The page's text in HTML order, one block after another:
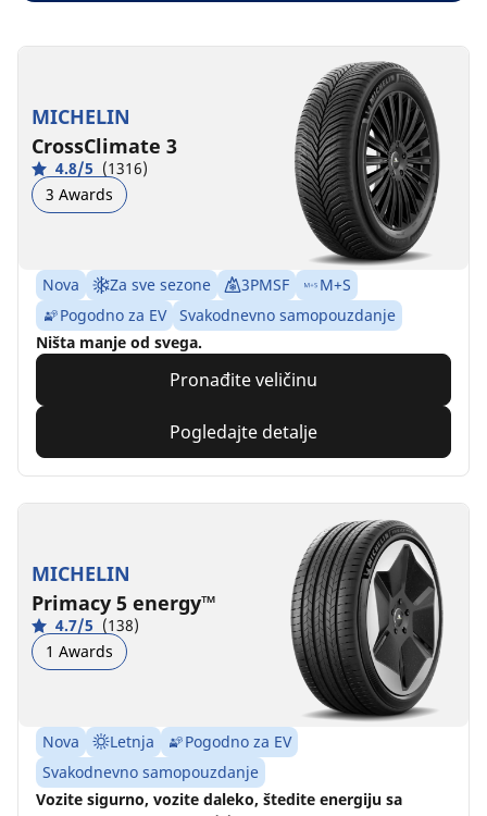
MICHELIN
CrossClimate 3
4.8/5 (1316)
3 Awards
Nova Za sve sezone 3PMSF
M+S
Pogodno za EV
Svakodnevno samopouzdanje
Ništa manje od svega.
Pronađite veličinu
Pogledajte detalje
MICHELIN
Primacy 5 energy™
4.7/5 (138)
1 Awards
Nova Letnja
Pogodno za EV
Svakodnevno samopouzdanje
Vozite sigurno, vozite daleko, štedite energiju sa